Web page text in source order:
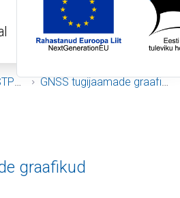
GNSS tugijaamade graafikud
graafikud